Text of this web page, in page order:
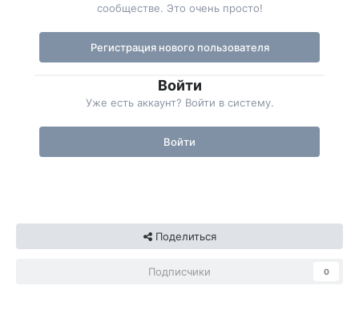
сообществе. Это очень просто!
Регистрация нового пользователя
Войти
Уже есть аккаунт? Войти в систему.
Войти
Поделиться
Подписчики 0